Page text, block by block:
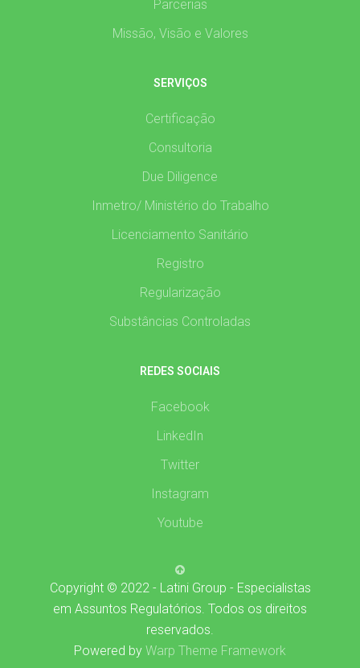
Parcerias
Missão, Visão e Valores
SERVIÇOS
Certificação
Consultoria
Due Diligence
Inmetro/ Ministério do Trabalho
Licenciamento Sanitário
Registro
Regularização
Substâncias Controladas
REDES SOCIAIS
Facebook
LinkedIn
Twitter
Instagram
Youtube
Copyright © 2022 - Latini Group - Especialistas
em Assuntos Regulatórios. Todos os direitos
reservados.
Powered by Warp Theme Framework